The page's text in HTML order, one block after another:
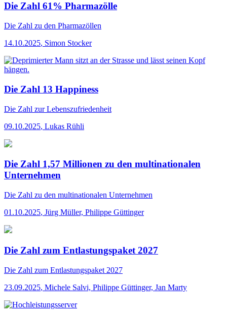
Die Zahl 61% Pharmazölle
Die Zahl zu den Pharmazöllen
14.10.2025, Simon Stocker
Die Zahl 13 Happiness
Die Zahl zur Lebenszufriedenheit
09.10.2025, Lukas Rühli
Die Zahl 1,57 Millionen zu den multinationalen
Unternehmen
Die Zahl zu den multinationalen Unternehmen
01.10.2025, Jürg Müller, Philippe Güttinger
Die Zahl zum Entlastungspaket 2027
Die Zahl zum Entlastungspaket 2027
23.09.2025, Michele Salvi, Philippe Güttinger, Jan Marty